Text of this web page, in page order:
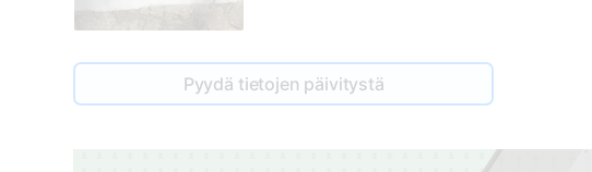
Pyydä tietojen päivitystä